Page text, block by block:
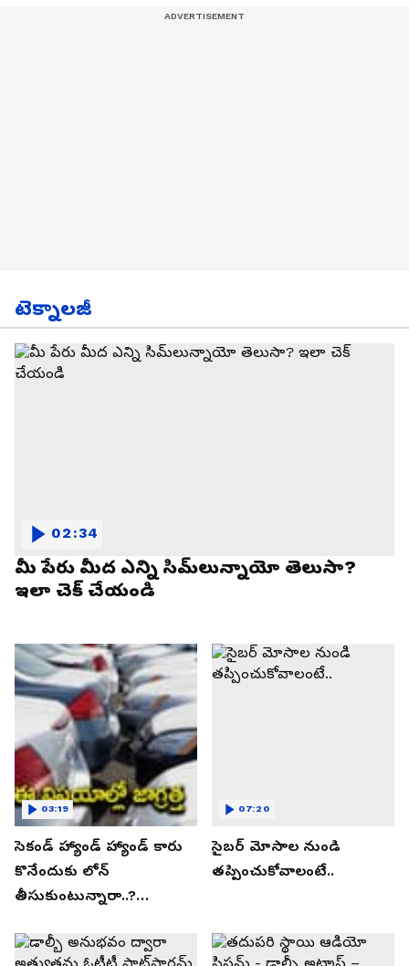
టెక్నాలజీ
మీ పేరు మీద ఎన్ని సిమ్‌లున్నాయో తెలుసా?
ఇలా చెక్ చేయండి
02:34
సెకండ్ హ్యాండ్ హ్యాండ్ కారు
కొనేందుకు లోన్
తీసుకుంటున్నారా..?
తెలుసుకోండి..!
03:19
సైబర్ మోసాల నుండి
తప్పించుకోవాలంటే..
07:20